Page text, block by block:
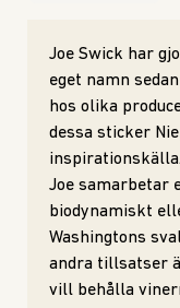
Joe Swick har
eget namn
hos olika
dessa sticker
inspirationskälla.
Joe samarbetar
biodynamiskt
Washingtons
andra tillsatser
vill behålla